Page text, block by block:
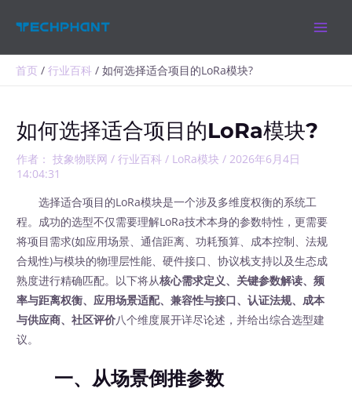
首页 行业百科 如何选择适合项目的LoRa模块?
如何选择适合项目的LoRa模块?
作者： 技象物联网/行业百科 / LoRa模块 /2026年6月4日
14:04:31
选择适合项目的LoRa模块是一个涉及多维度权衡的系统工
程。成功的选型不仅需要理解LoRa技术本身的参数特性，更需要
将项目需求(如应用场景、通信距离、功耗预算、成本控制、法规
合规性)与模块的物理层性能、硬件接口、协议栈支持以及生态成
熟度进行精确匹配。以下将从核心需求定义、关键参数解读、频
率与距离权衡、应用场景适配、兼容性与接口、认证法规、成本
与供应商、社区评价八个维度展开详尽论述，并给出综合选型建
议。
一、从场景倒推参数